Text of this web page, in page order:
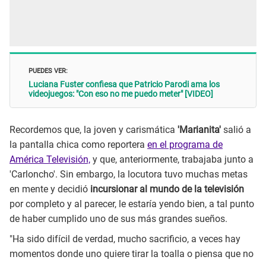
PUEDES VER:
Luciana Fuster confiesa que Patricio Parodi ama los
videojuegos: "Con eso no me puedo meter" [VIDEO]
Recordemos que, la joven y carismática 'Marianita' salió a
la pantalla chica como reportera en el programa de
América Televisión, y que, anteriormente, trabajaba junto a
'Carloncho'. Sin embargo, la locutora tuvo muchas metas
en mente y decidió incursionar al mundo de la televisión
por completo y al parecer, le estaría yendo bien, a tal punto
de haber cumplido uno de sus más grandes sueños.
"Ha sido difícil de verdad, mucho sacrificio, a veces hay
momentos donde uno quiere tirar la toalla o piensa que no